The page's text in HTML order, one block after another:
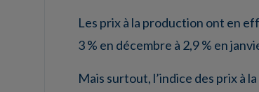
Les prix à la production ont en
3 % en décembre à 2,9 % en
Mais surtout, l’indice des prix à